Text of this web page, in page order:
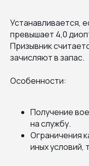
Устанавливается,
превышает 4,0
Призывник
зачисляют в запас.
Особенности:
Получение
на службу.
Ограничения
иных условий,